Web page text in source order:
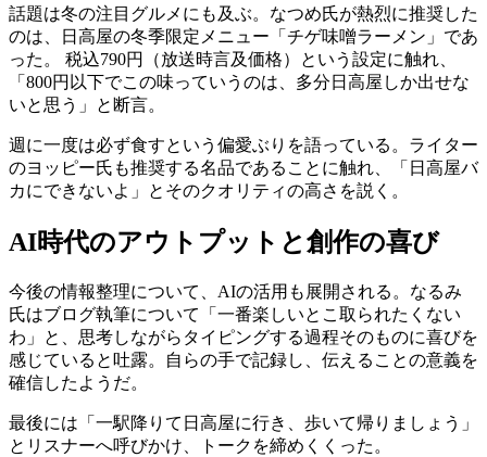
話題は冬の注目グルメにも及ぶ。なつめ氏が熱烈に推奨した
のは、日高屋の冬季限定メニュー「チゲ味噌ラーメン」であ
った。 税込790円（放送時言及価格）という設定に触れ、
「800円以下でこの味っていうのは、多分日高屋しか出せな
いと思う」と断言。
週に一度は必ず食すという偏愛ぶりを語っている。ライター
のヨッピー氏も推奨する名品であることに触れ、「日高屋バ
カにできないよ」とそのクオリティの高さを説く。
AI時代のアウトプットと創作の喜び
今後の情報整理について、AIの活用も展開される。なるみ
氏はブログ執筆について「一番楽しいとこ取られたくない
わ」と、思考しながらタイピングする過程そのものに喜びを
感じていると吐露。自らの手で記録し、伝えることの意義を
確信したようだ。
最後には「一駅降りて日高屋に行き、歩いて帰りましょう」
とリスナーへ呼びかけ、トークを締めくくった。